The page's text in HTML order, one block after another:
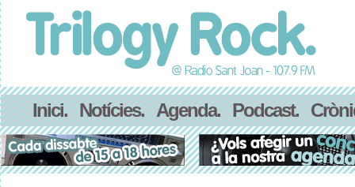
Inici. Notícies. Agenda. Podcast.